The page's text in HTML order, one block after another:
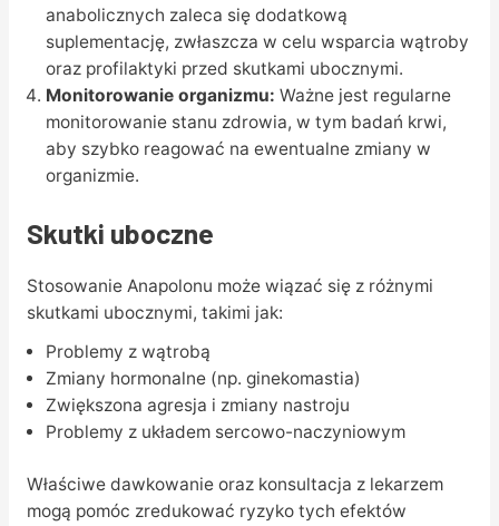
anabolicznych zaleca się dodatkową
suplementację, zwłaszcza w celu wsparcia wątroby
oraz profilaktyki przed skutkami ubocznymi.
Monitorowanie organizmu: Ważne jest regularne
monitorowanie stanu zdrowia, w tym badań krwi,
aby szybko reagować na ewentualne zmiany w
organizmie.
Skutki uboczne
Stosowanie Anapolonu może wiązać się z różnymi
skutkami ubocznymi, takimi jak:
Problemy z wątrobą
Zmiany hormonalne (np. ginekomastia)
Zwiększona agresja i zmiany nastroju
Problemy z układem sercowo-naczyniowym
Właściwe dawkowanie oraz konsultacja z lekarzem
mogą pomóc zredukować ryzyko tych efektów